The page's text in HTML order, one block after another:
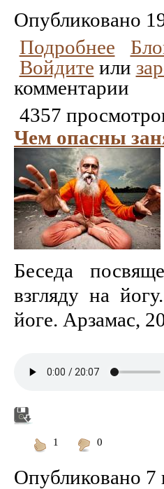
Опубликовано
Подробнее
Войдите или
комментарии
4357
Чем опасны
Беседа
взгляду на
йоге. Арзамас,
1
0
Опубликовано 7